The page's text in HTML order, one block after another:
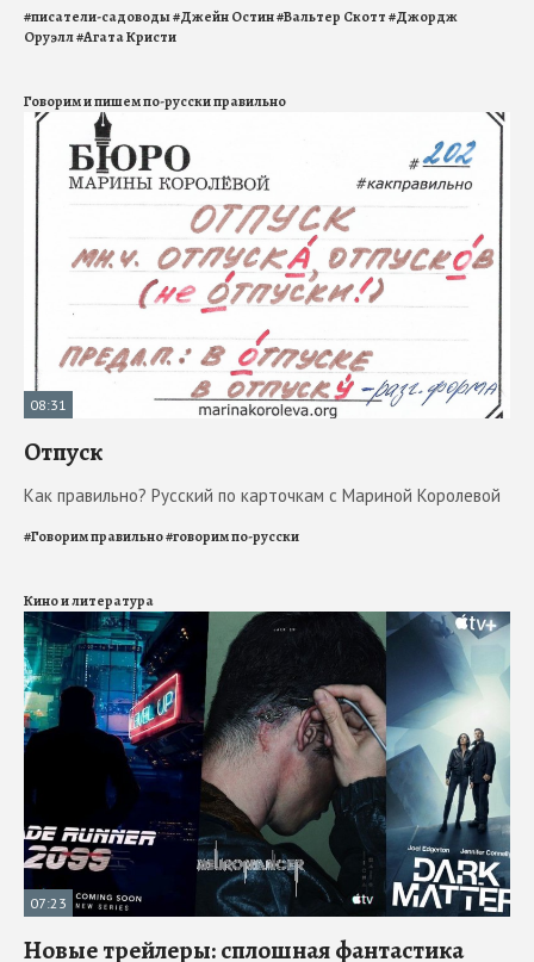
#писатели-садоводы#Джейн Остин#Вальтер Скотт#Джордж
Оруэлл#Агата Кристи
Говорим и пишем по-русски правильно
08:31
Отпуск
Как правильно? Русский по карточкам с Мариной Королевой
#Говорим правильно#говорим по-русски
Кино и литература
07:23
Новые трейлеры: сплошная фантастика